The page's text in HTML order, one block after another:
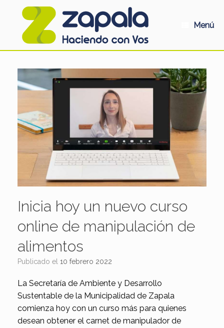
Menú
Inicia hoy un nuevo curso
online de manipulación de
alimentos
Publicado el 10 febrero 2022
La Secretaría de Ambiente y Desarrollo
Sustentable de la Municipalidad de Zapala
comienza hoy con un curso más para quienes
desean obtener el carnet de manipulador de